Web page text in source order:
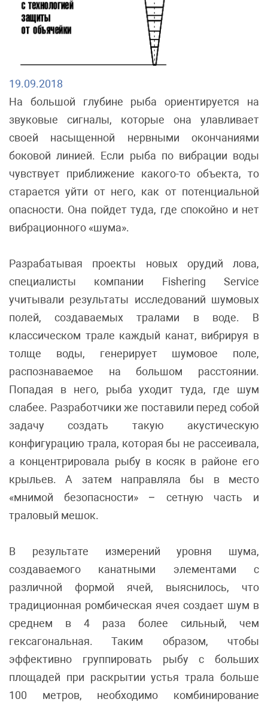
19.09.2018
На большой глубине рыба ориентируется на
звуковые сигналы, которые она улавливает
своей насыщенной нервными окончаниями
боковой линией. Если рыба по вибрации воды
чувствует приближение какого-то объекта, то
старается уйти от него, как от потенциальной
опасности. Она пойдет туда, где спокойно и нет
вибрационного «шума».
Разрабатывая проекты новых орудий лова,
специалисты компании Fishering Service
учитывали результаты исследований шумовых
полей, создаваемых тралами в воде. В
классическом трале каждый канат, вибрируя в
толще воды, генерирует шумовое поле,
распознаваемое на большом расстоянии.
Попадая в него, рыба уходит туда, где шум
слабее. Разработчики же поставили перед собой
задачу создать такую акустическую
конфигурацию трала, которая бы не рассеивала,
а концентрировала рыбу в косяк в районе его
крыльев. А затем направляла бы в место
«мнимой безопасности» – сетную часть и
траловый мешок.
В результате измерений уровня шума,
создаваемого канатными элементами с
различной формой ячей, выяснилось, что
традиционная ромбическая ячея создает шум в
среднем в 4 раза более сильный, чем
гексагональная. Таким образом, чтобы
эффективно группировать рыбу с больших
площадей при раскрытии устья трала больше
100 метров, необходимо комбинирование